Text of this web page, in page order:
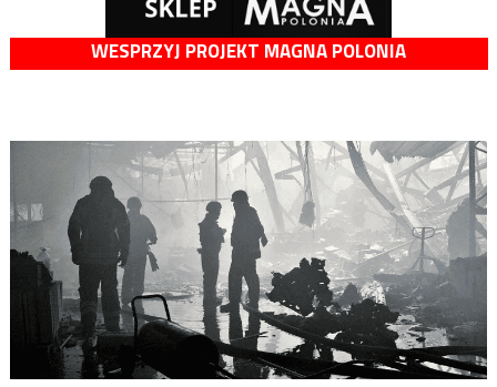
WESPRZYJ PROJEKT MAGNA POLONIA